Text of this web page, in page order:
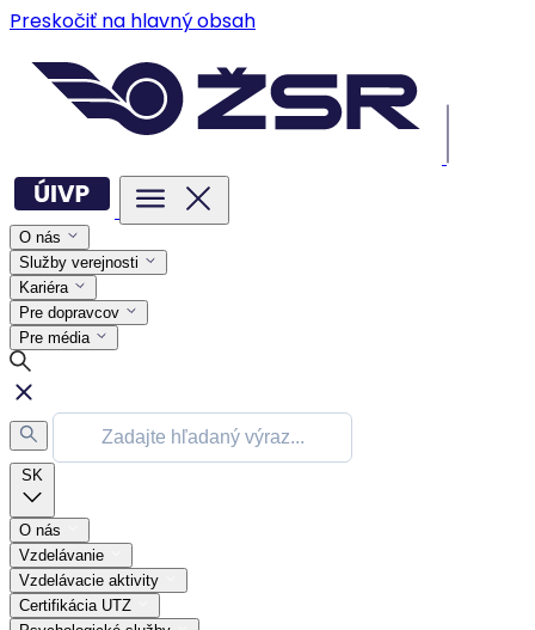
Preskočiť na hlavný obsah
O nás
Služby verejnosti
Kariéra
Pre dopravcov
Pre média
SK
O nás
Vzdelávanie
Vzdelávacie aktivity
Certifikácia UTZ